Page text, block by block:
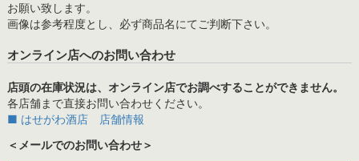
お願い致します。
画像は参考程度とし、必ず商品名にてご判断下さい。
オンライン店へのお問い合わせ
店頭の在庫状況は、オンライン店でお調べすることができません。
各店舗まで直接お問い合わせください。
■ はせがわ酒店 店舗情報
＜メールでのお問い合わせ＞